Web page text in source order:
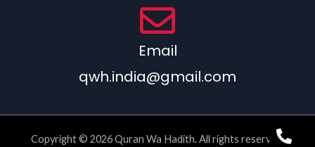
Email
qwh.india@gmail.com
Copyright © 2026 Quran Wa Hadith. All rights reserved.